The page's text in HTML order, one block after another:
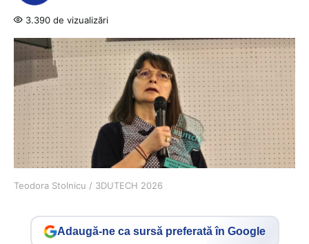
3.390 de vizualizări
Teodora Stolnicu / 3DUTECH 2026
Adaugă-ne ca sursă preferată în Google